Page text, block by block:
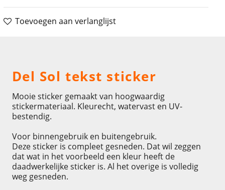
Toevoegen aan verlanglijst
Del Sol tekst sticker
Mooie sticker gemaakt van hoogwaardig
stickermateriaal. Kleurecht, watervast en UV-
bestendig.
Voor binnengebruik en buitengebruik.
Deze sticker is compleet gesneden. Dat wil zeggen
dat wat in het voorbeeld een kleur heeft de
daadwerkelijke sticker is. Al het overige is volledig
weg gesneden.